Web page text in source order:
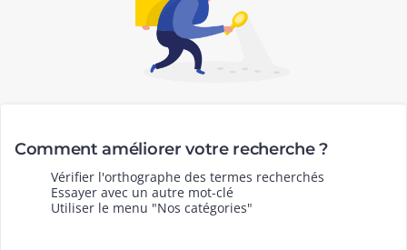
Comment améliorer votre recherche ?
Vérifier l'orthographe des termes recherchés
Essayer avec un autre mot-clé
Utiliser le menu "Nos catégories"